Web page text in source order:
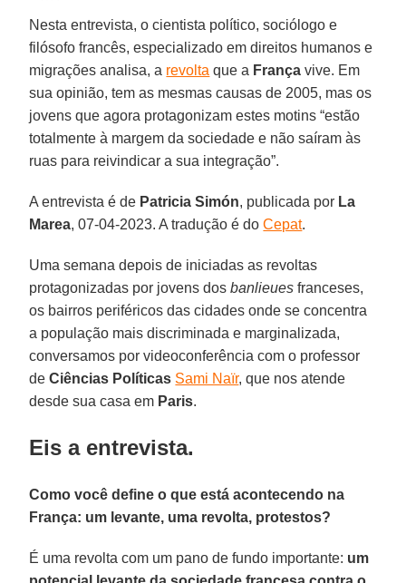
Nesta entrevista, o cientista político, sociólogo e
filósofo francês, especializado em direitos humanos e
migrações analisa, a revolta que a França vive. Em
sua opinião, tem as mesmas causas de 2005, mas os
jovens que agora protagonizam estes motins “estão
totalmente à margem da sociedade e não saíram às
ruas para reivindicar a sua integração”.
A entrevista é de Patricia Simón, publicada por La
Marea, 07-04-2023. A tradução é doCepat.
Uma semana depois de iniciadas as revoltas
protagonizadas por jovens dosbanlieues franceses,
os bairros periféricos das cidades onde se concentra
a população mais discriminada e marginalizada,
conversamos por videoconferência com o professor
deCiências Políticas Sami Naïr, que nos atende
desde sua casa em Paris.
Eis a entrevista.
Como você define o que está acontecendo na
França: um levante, uma revolta, protestos?
É uma revolta com um pano de fundo importante: um